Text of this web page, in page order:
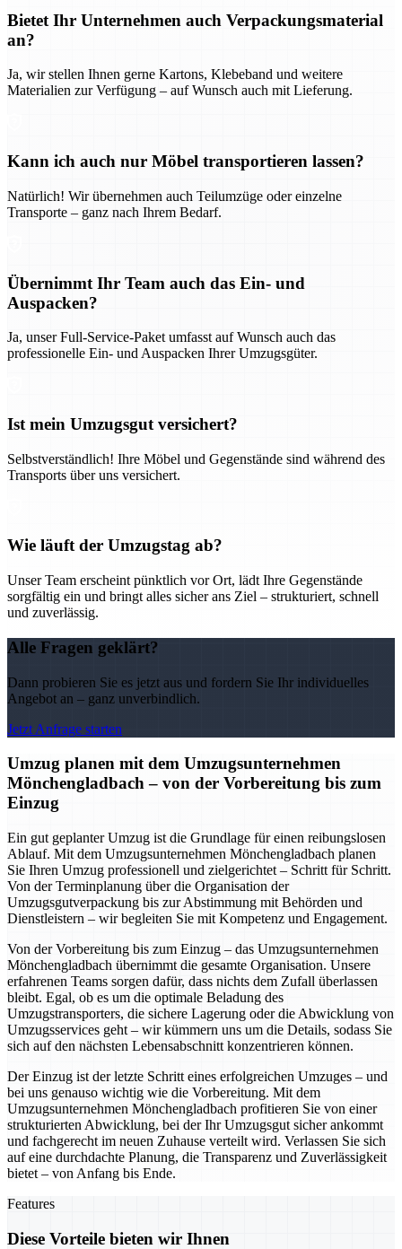
Bietet Ihr Unternehmen auch Verpackungsmaterial
an?
Ja, wir stellen Ihnen gerne Kartons, Klebeband und weitere
Materialien zur Verfügung – auf Wunsch auch mit Lieferung.
Kann ich auch nur Möbel transportieren lassen?
Natürlich! Wir übernehmen auch Teilumzüge oder einzelne
Transporte – ganz nach Ihrem Bedarf.
Übernimmt Ihr Team auch das Ein- und
Auspacken?
Ja, unser Full-Service-Paket umfasst auf Wunsch auch das
professionelle Ein- und Auspacken Ihrer Umzugsgüter.
Ist mein Umzugsgut versichert?
Selbstverständlich! Ihre Möbel und Gegenstände sind während des
Transports über uns versichert.
Wie läuft der Umzugstag ab?
Unser Team erscheint pünktlich vor Ort, lädt Ihre Gegenstände
sorgfältig ein und bringt alles sicher ans Ziel – strukturiert, schnell
und zuverlässig.
Alle Fragen geklärt?
Dann probieren Sie es jetzt aus und fordern Sie Ihr individuelles
Angebot an – ganz unverbindlich.
Jetzt Anfrage starten
Umzug planen mit dem Umzugsunternehmen
Mönchengladbach – von der Vorbereitung bis zum
Einzug
Ein gut geplanter Umzug ist die Grundlage für einen reibungslosen
Ablauf. Mit dem Umzugsunternehmen Mönchengladbach planen
Sie Ihren Umzug professionell und zielgerichtet – Schritt für Schritt.
Von der Terminplanung über die Organisation der
Umzugsgutverpackung bis zur Abstimmung mit Behörden und
Dienstleistern – wir begleiten Sie mit Kompetenz und Engagement.
Von der Vorbereitung bis zum Einzug – das Umzugsunternehmen
Mönchengladbach übernimmt die gesamte Organisation. Unsere
erfahrenen Teams sorgen dafür, dass nichts dem Zufall überlassen
bleibt. Egal, ob es um die optimale Beladung des
Umzugstransporters, die sichere Lagerung oder die Abwicklung von
Umzugsservices geht – wir kümmern uns um die Details, sodass Sie
sich auf den nächsten Lebensabschnitt konzentrieren können.
Der Einzug ist der letzte Schritt eines erfolgreichen Umzuges – und
bei uns genauso wichtig wie die Vorbereitung. Mit dem
Umzugsunternehmen Mönchengladbach profitieren Sie von einer
strukturierten Abwicklung, bei der Ihr Umzugsgut sicher ankommt
und fachgerecht im neuen Zuhause verteilt wird. Verlassen Sie sich
auf eine durchdachte Planung, die Transparenz und Zuverlässigkeit
bietet – von Anfang bis Ende.
Features
Diese Vorteile bieten wir Ihnen